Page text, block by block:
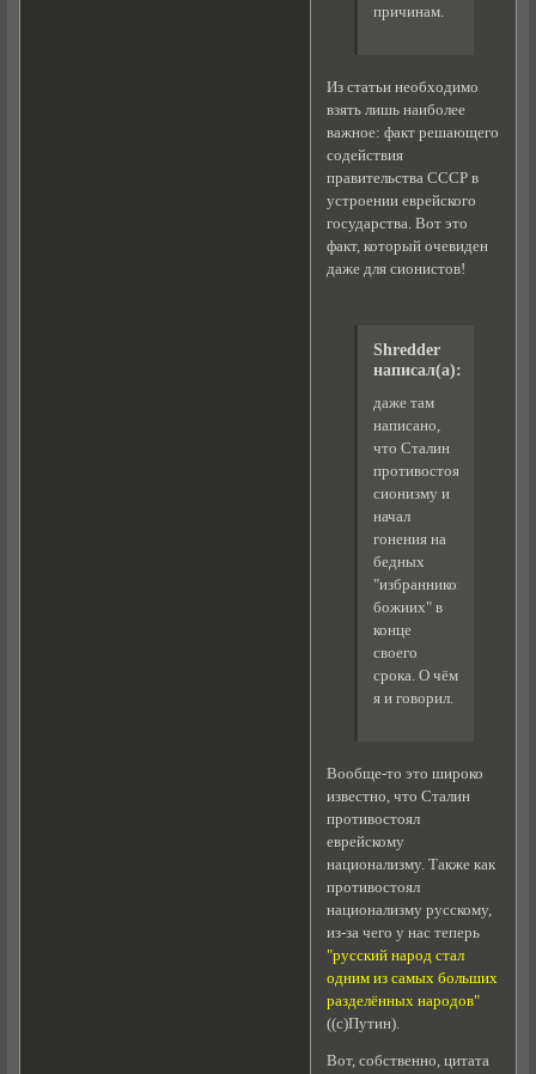
причинам.
Из статьи необходимо
взять лишь наиболее
важное: факт решающего
содействия
правительства СССР в
устроении еврейского
государства. Вот это
факт, который очевиден
даже для сионистов!
Shredder
написал(а):
даже там
написано,
что Сталин
противостоял
сионизму и
начал
гонения на
бедных
"избранников
божиих" в
конце
своего
срока. О чём
я и говорил.
Вообще-то это широко
известно, что Сталин
противостоял
еврейскому
национализму. Также как
противостоял
национализму русскому,
из-за чего у нас теперь
"русский народ стал
одним из самых больших
разделённых народов"
((с)Путин).
Вот, собственно, цитата